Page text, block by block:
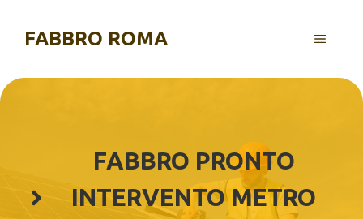
contenuto
FABBRO ROMA MENU
FABBRO PRONTO
INTERVENTO METRO